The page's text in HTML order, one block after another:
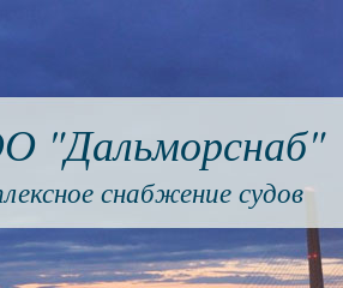
"Дальморснаб"
снабжение судов